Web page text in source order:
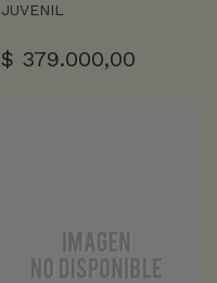
JUVENIL
$ 379.000,00